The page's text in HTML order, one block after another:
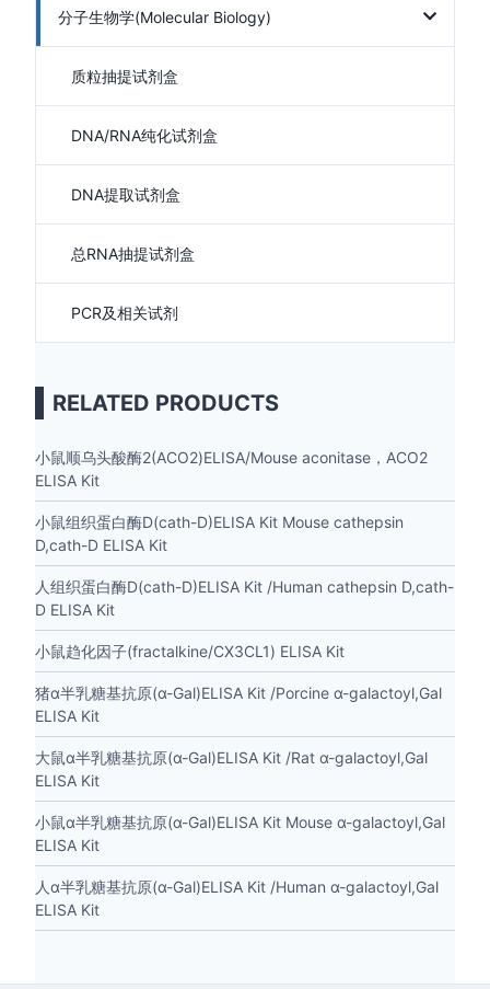
分子生物学(Molecular Biology)
质粒抽提试剂盒
DNA/RNA纯化试剂盒
DNA提取试剂盒
总RNA抽提试剂盒
PCR及相关试剂
RELATED PRODUCTS
小鼠顺乌头酸酶2(ACO2)ELISA/Mouse aconitase，ACO2
ELISA Kit
小鼠组织蛋白酶D(cath-D)ELISA Kit Mouse cathepsin
D,cath-D ELISA Kit
人组织蛋白酶D(cath-D)ELISA Kit /Human cathepsin D,cath-
D ELISA Kit
小鼠趋化因子(fractalkine/CX3CL1) ELISA Kit
猪α半乳糖基抗原(α-Gal)ELISA Kit /Porcine α-galactoyl,Gal
ELISA Kit
大鼠α半乳糖基抗原(α-Gal)ELISA Kit /Rat α-galactoyl,Gal
ELISA Kit
小鼠α半乳糖基抗原(α-Gal)ELISA Kit Mouse α-galactoyl,Gal
ELISA Kit
人α半乳糖基抗原(α-Gal)ELISA Kit /Human α-galactoyl,Gal
ELISA Kit